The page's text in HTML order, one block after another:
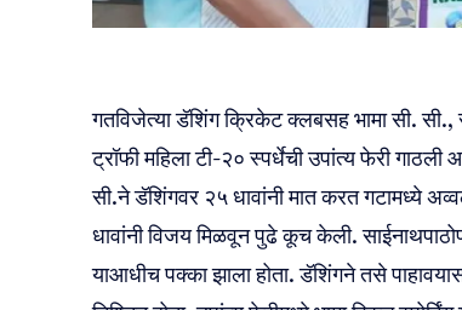
गतविजेत्या डॅशिंग क्रिकेट क्लबसह भामा सी. सी.,
ट्रॉफी महिला टी-२० स्पर्धेची उपांत्य फेरी
सी.ने डॅशिंगवर २५ धावांनी मात करत गटामध्ये
धावांनी विजय मिळवून पुढे कूच केली.
याआधीच पक्का झाला होता. डॅशिंगने तसे